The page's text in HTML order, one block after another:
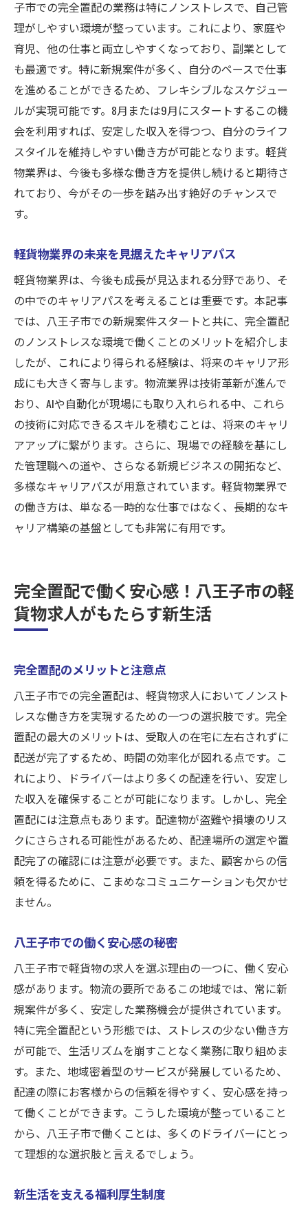
自由な時間を確保するためのヒント
八王子市での新しい生活スタイルへの挑戦
子市での完全置配の業務は特にノンストレスで、自己管
理がしやすい環境が整っています。これにより、家庭や
育児、他の仕事と両立しやすくなっており、副業として
も最適です。特に新規案件が多く、自分のペースで仕事
を進めることができるため、フレキシブルなスケジュー
ルが実現可能です。8月または9月にスタートするこの機
会を利用すれば、安定した収入を得つつ、自分のライフ
スタイルを維持しやすい働き方が可能となります。軽貨
物業界は、今後も多様な働き方を提供し続けると期待さ
れており、今がその一歩を踏み出す絶好のチャンスで
す。
軽貨物業界の未来を見据えたキャリアパス
軽貨物業界は、今後も成長が見込まれる分野であり、そ
の中でのキャリアパスを考えることは重要です。本記事
では、八王子市での新規案件スタートと共に、完全置配
のノンストレスな環境で働くことのメリットを紹介しま
したが、これにより得られる経験は、将来のキャリア形
成にも大きく寄与します。物流業界は技術革新が進んで
おり、AIや自動化が現場にも取り入れられる中、これら
の技術に対応できるスキルを積むことは、将来のキャリ
アアップに繋がります。さらに、現場での経験を基にし
た管理職への道や、さらなる新規ビジネスの開拓など、
多様なキャリアパスが用意されています。軽貨物業界で
の働き方は、単なる一時的な仕事ではなく、長期的なキ
ャリア構築の基盤としても非常に有用です。
完全置配で働く安心感！八王子市の軽
貨物求人がもたらす新生活
完全置配のメリットと注意点
八王子市での完全置配は、軽貨物求人においてノンスト
レスな働き方を実現するための一つの選択肢です。完全
置配の最大のメリットは、受取人の在宅に左右されずに
配送が完了するため、時間の効率化が図れる点です。こ
れにより、ドライバーはより多くの配達を行い、安定し
た収入を確保することが可能になります。しかし、完全
置配には注意点もあります。配達物が盗難や損壊のリス
クにさらされる可能性があるため、配達場所の選定や置
配完了の確認には注意が必要です。また、顧客からの信
頼を得るために、こまめなコミュニケーションも欠かせ
ません。
八王子市での働く安心感の秘密
八王子市で軽貨物の求人を選ぶ理由の一つに、働く安心
感があります。物流の要所であるこの地域では、常に新
規案件が多く、安定した業務機会が提供されています。
特に完全置配という形態では、ストレスの少ない働き方
が可能で、生活リズムを崩すことなく業務に取り組めま
す。また、地域密着型のサービスが発展しているため、
配達の際にお客様からの信頼を得やすく、安心感を持っ
て働くことができます。こうした環境が整っていること
から、八王子市で働くことは、多くのドライバーにとっ
て理想的な選択肢と言えるでしょう。
新生活を支える福利厚生制度